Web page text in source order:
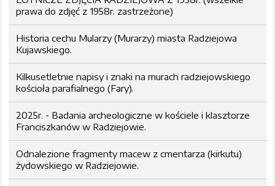
prawa do zdjęć z 1958r. zastrzeżone)
Historia cechu Mularzy (Murarzy) miasta Radziejowa
Kujawskiego.
Kilkusetletnie napisy i znaki na murach radziejowskiego
kościoła parafialnego (Fary).
2025r. - Badania archeologiczne w kościele i klasztorze
Franciszkanów w Radziejowie.
Odnalezione fragmenty macew z cmentarza (kirkutu)
żydowskiego w Radziejowie.